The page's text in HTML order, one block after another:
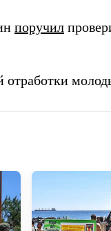
поручил
отработки